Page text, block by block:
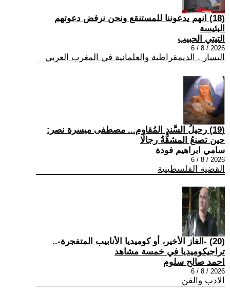
(18) انهم يدعوننا للمستنقع ونحن نرفض دعوتهم
البئيسة
التيتي الحبيب
2026 / 8 / 6
اليسار , الديمقراطية والعلمانية في المغرب العربي
(19) رحيلُ السَّندِ المُقاوم... مصطفى ميسرة نصر:
حين تصنعُ المشقَّةُ رجالًا
سامي ابراهيم فودة
2026 / 8 / 6
القضية الفلسطينية
(20) -الغاز الأخير، أو كوميديا الأنابيب المتفجرة-..
تراجيكوميديا في خمسة مشاهد
احمد صالح سلوم
2026 / 8 / 6
الادب والفن